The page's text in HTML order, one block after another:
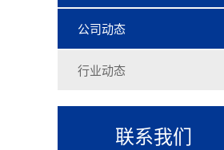
公司动态
行业动态
联系我们